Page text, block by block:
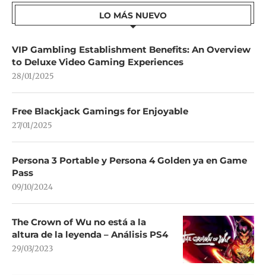
LO MÁS NUEVO
VIP Gambling Establishment Benefits: An Overview
to Deluxe Video Gaming Experiences
28/01/2025
Free Blackjack Gamings for Enjoyable
27/01/2025
Persona 3 Portable y Persona 4 Golden ya en Game
Pass
09/10/2024
The Crown of Wu no está a la
altura de la leyenda – Análisis PS4
29/03/2023